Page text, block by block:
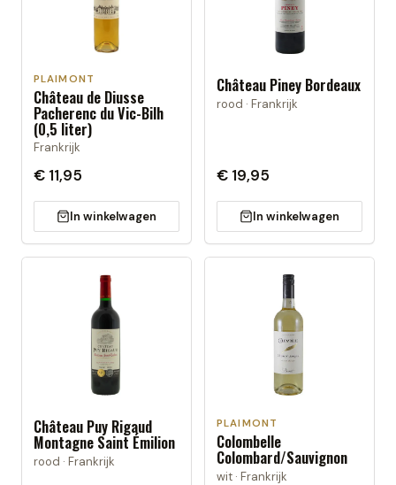
PLAIMONT
Château de Diusse
Pacherenc du Vic-Bilh
(0,5 liter)
Frankrijk
€ 11,95
In winkelwagen
Château Piney Bordeaux
rood · Frankrijk
€ 19,95
In winkelwagen
Château Puy Rigaud
Montagne Saint Émilion
rood · Frankrijk
PLAIMONT
Colombelle
Colombard/Sauvignon
wit · Frankrijk